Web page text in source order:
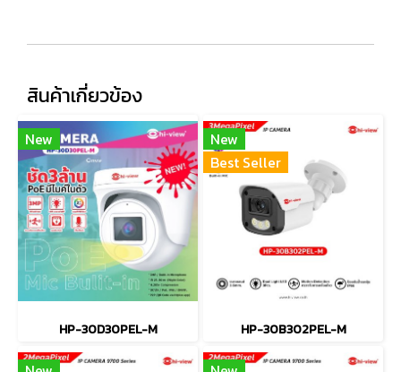
สินค้าเกี่ยวข้อง
New
HP-30D30PEL-M
New
Best Seller
HP-30B302PEL-M